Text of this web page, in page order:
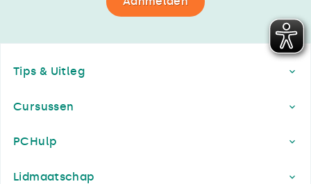
Tips & Uitleg
Cursussen
PCHulp
Lidmaatschap